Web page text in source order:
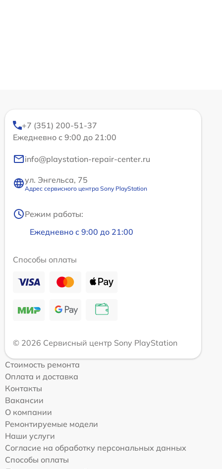
+7 (351) 200-51-37
Ежедневно с 9:00 до 21:00
info@playstation-repair-center.ru
ул. Энгельса, 75
Адрес сервисного центра Sony PlayStation
Режим работы:
Ежедневно с 9:00 до 21:00
Способы оплаты
© 2026 Сервисный центр Sony PlayStation
Стоимость ремонта
Оплата и доставка
Контакты
Вакансии
О компании
Ремонтируемые модели
Наши услуги
Согласие на обработку персональных данных
Способы оплаты